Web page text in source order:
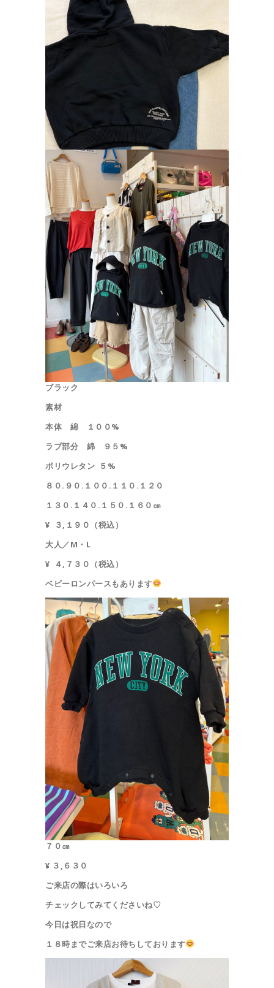
ブラック
素材
本体 綿 １００%
ラブ部分 綿 ９５%
ポリウレタン ５%
８０.９０.１００.１１０.１２０
１３０.１４０.１５０.１６０㎝
¥ ３,１９０（税込）
大人／M・L
¥ ４,７３０（税込）
ベビーロンパースもあります
７０㎝
¥ ３,６３０
ご来店の際はいろいろ
チェックしてみてくださいね♡
今日は祝日なので
１８時までご来店お待ちしております